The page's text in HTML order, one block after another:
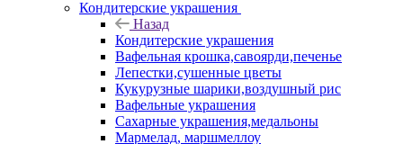
Кондитерские украшения
Назад
Кондитерские украшения
Вафельная крошка,савоярди,печенье
Лепестки,сушенные цветы
Кукурузные шарики,воздушный рис
Вафельные украшения
Сахарные украшения,медальоны
Мармелад, маршмеллоу